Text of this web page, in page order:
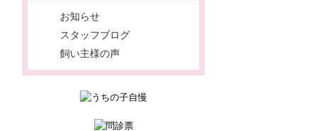
お知らせ
スタッフブログ
飼い主様の声